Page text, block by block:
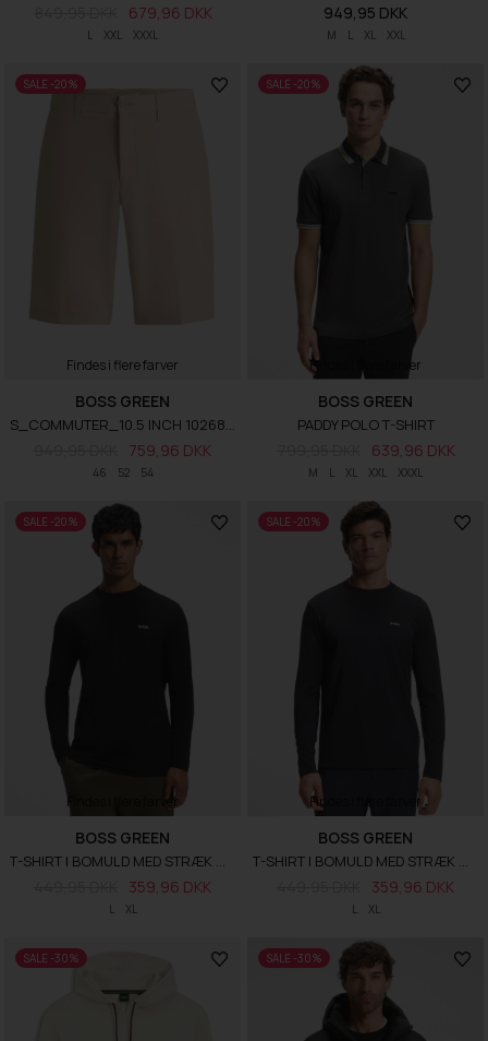
L XXL XXXL
679,96 DKK
M L XL XXL
949,95 DKK
SALE -20%
Findes i flere farver
46 52 54
BOSS GREEN
759,96 DKK
SALE -20%
Findes i flere farver
M L XL XXL XXXL
BOSS GREEN
PADDY POLO T-SHIRT
639,96 DKK
SALE -20%
Findes i flere farver
L XL
BOSS GREEN
T-SHIRT I BOMULD MED STRÆK OG LOGO I KONTRASTFARVE
359,96 DKK
SALE -20%
Findes i flere farver
L XL
BOSS GREEN
T-SHIRT I BOMULD MED STRÆK OG LOGO I KONTRASTFARVE
359,96 DKK
SALE -30% SALE -30%